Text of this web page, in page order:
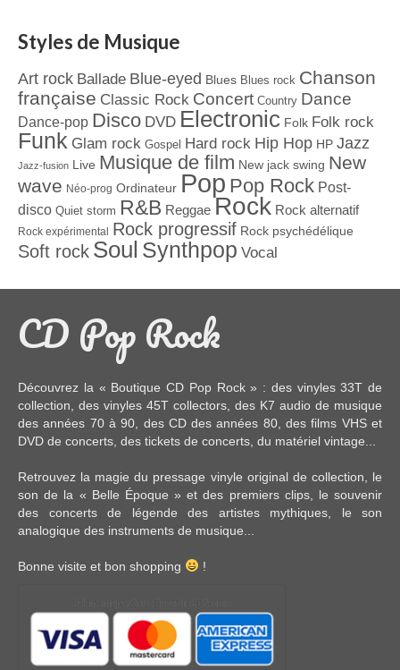
Styles de Musique
Art rock Ballade Blue-eyed Blues Blues rock Chanson
française Classic Rock Concert Country Dance
Dance-pop Disco DVD Electronic Folk Folk rock
Funk Glam rock Gospel Hard rock Hip Hop HP Jazz
Jazz-fusion Live Musique de film New jack swing New
wave Néo-prog Ordinateur Pop Pop Rock Post-
disco Quiet storm R&B Reggae Rock Rock alternatif
Rock expérimental Rock progressif Rock psychédélique
Soft rock Soul Synthpop Vocal
CD Pop Rock
Découvrez la « Boutique CD Pop Rock » : des vinyles 33T de
collection, des vinyles 45T collectors, des K7 audio de musique
des années 70 à 90, des CDdes années 80, desfilms VHS et
DVD de concerts, des tickets de concerts , du matériel vintage
Retrouvez la magie du pressage vinyle original de collection, le
son de la « Belle Époque » et des premiers clips, le souvenir
des concerts de légende des artistes mythiques, le son
analogique des instruments de musique...
Bonne visite et bon shopping !